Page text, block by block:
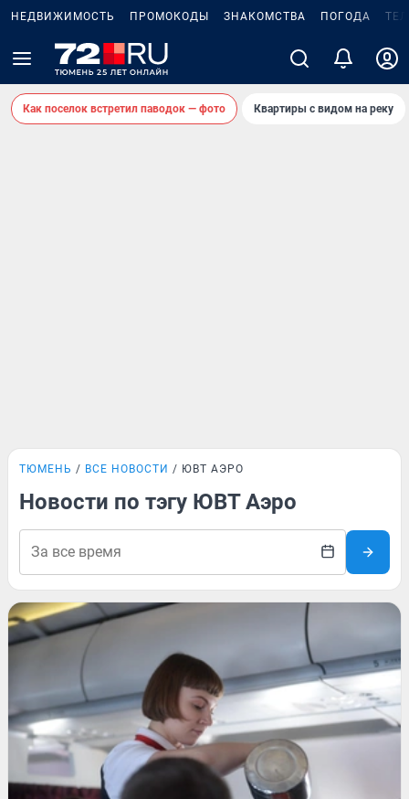
НЕДВИЖИМОСТЬ ПРОМОКОДЫ ЗНАКОМСТВА ПОГОДА
Как поселок встретил паводок — фото Квартиры с видом на реку
ТЮМЕНЬ ВСЕ НОВОСТИ ЮВТ АЭРО
Новости по тэгу ЮВТ Аэро